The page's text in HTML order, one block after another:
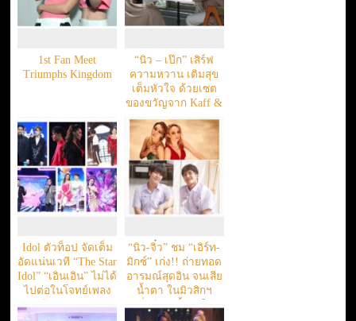
1st Fan Meet
Triumphs Kingdom
“นิว – เป๊ก” เสิร์ฟ
ความหวาน เติมสุข
เต็มหัวใจ ด้วยเซต
ของขวัญจาก Kaff &
Co.
Idol ตัวท็อป จัดเต็ม
อัดแน่นเวที “The Star
Idol” “เอินเอิน” ไม่ได้
ไปต่อในโจทย์เพลง
ร้องคู่ศิลปิน
“นิว-จิ๋ว” ชม “เอิร์ท-
มิกซ์” เก่ง!! ถ่ายทอด
อารมณ์สุดอิน จนเสีย
น้ำตา ในมิวสิกฯ
“ครึ่งชีวิต(ทั้งหัวใจ)”